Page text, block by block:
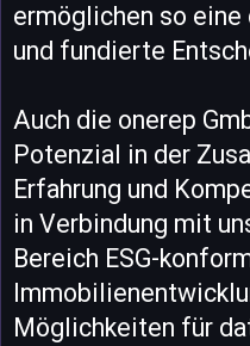
ermöglichen so
und fundierte
Auch die onerep
Potenzial in der
Erfahrung und
in Verbindung mit
Bereich ESG-
Möglichkeiten für